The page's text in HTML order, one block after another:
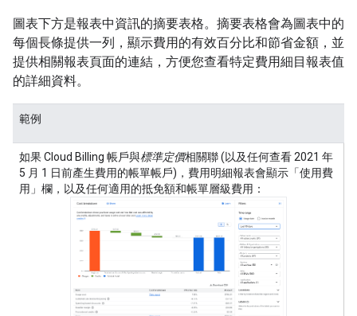
圖表下方是報表中資訊的摘要表格。摘要表格會為圖表中的
每個長條提供一列，顯示費用的有效百分比和節省金額，並
提供相關報表頁面的連結，方便您查看特定費用細目報表值
的詳細資料。
範例
如果 Cloud Billing 帳戶與標準定價相關聯 (以及任何查看 2021 年
5 月 1 日前產生費用的帳單帳戶)，費用明細報表會顯示「使用費
用」欄，以及任何適用的抵免額和帳單層級費用：